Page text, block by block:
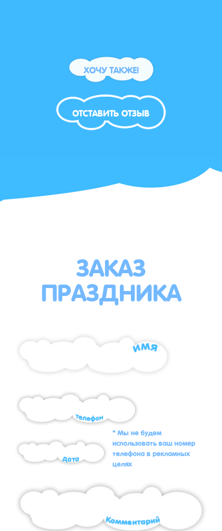
ХОЧУ ТАКЖЕ!
ОТСТАВИТЬ ОТЗЫВ
ЗАКАЗ
ПРАЗДНИКА
* Мы не будем
использовать ваш номер
телефона в рекламных
целях